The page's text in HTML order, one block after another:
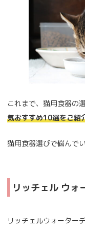
これまで、猫用食器の
気おすすめ10選をご紹
猫用食器選びで悩んで
リッチェル ウォ
リッチェルウォーター